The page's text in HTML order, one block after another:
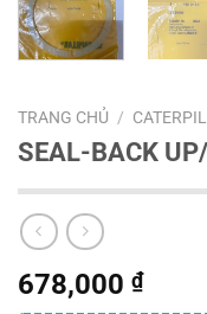
TRANG CHỦ /
SEAL-BACK
678,000 ₫